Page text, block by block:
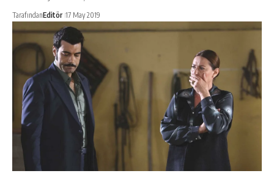
TarafındanEditör 17 May 2019